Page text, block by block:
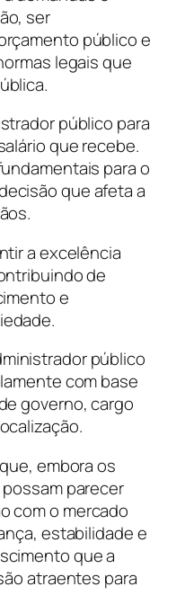
ser
público e
legais que
público para
que recebe.
para o
que afeta a
a excelência
de
e
público
com base
governo, cargo
embora os
parecer
com o mercado
estabilidade e
que a
atraentes para